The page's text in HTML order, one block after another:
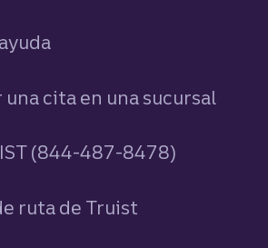
cita en una sucursal
(844-487-8478)
ruta de Truist